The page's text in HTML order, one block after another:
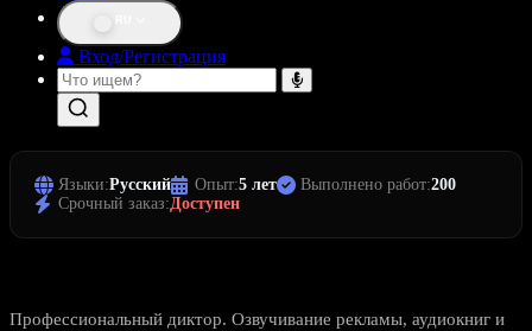
Вход/Регистрация
Языки:Русский Опыт:5 лет Выполнено работ:200
Срочный заказ:Доступен
Профессиональный диктор. Озвучивание рекламы, аудиокниг и